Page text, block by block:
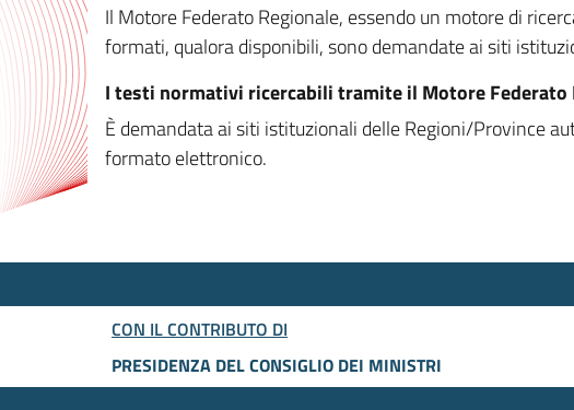
Il Motore Federato Regionale, essendo un motore di
formati, qualora disponibili, sono demandate ai siti
I testi normativi ricercabili tramite il Motore
È demandata ai siti istituzionali delle Regioni/Province
formato elettronico.
CON IL CONTRIBUTO DI
PRESIDENZA DEL CONSIGLIO DEI MINISTRI